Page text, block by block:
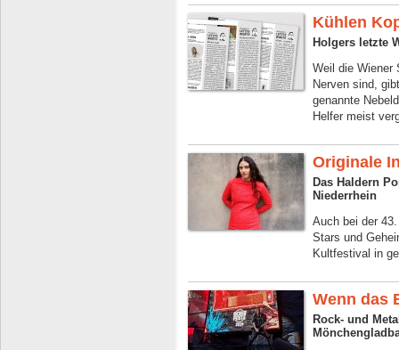
Kühlen
Holgers letzte
Weil die Wiener
Nerven sind,
genannte
Helfer meist
Originale
Das Haldern
Niederrhein
Auch bei der
Stars und
Kultfestival in
Wenn das
Rock- und